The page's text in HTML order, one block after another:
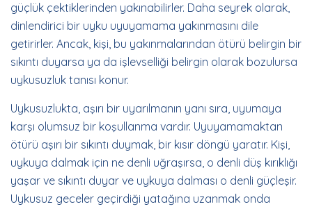
güçlük çektiklerinden yakınabilirler. Daha seyrek olarak,
dinlendirici bir uyku uyuyamama yakınmasını dile
getirirler. Ancak, kişi, bu yakınmalarından ötürü belirgin bir
sıkıntı duyarsa ya da işlevselliği belirgin olarak bozulursa
uykusuzluk tanısı konur.
Uykusuzlukta, aşırı bir uyarılmanın yanı sıra, uyumaya
karşı olumsuz bir koşullanma vardır. Uyuyamamaktan
ötürü aşırı bir sıkıntı duymak, bir kısır döngü yaratır. Kişi,
uykuya dalmak için ne denli uğraşırsa, o denli düş kırıklığı
yaşar ve sıkıntı duyar ve uykuya dalması o denli güçleşir.
Uykusuz geceler geçirdiği yatağına uzanmak onda